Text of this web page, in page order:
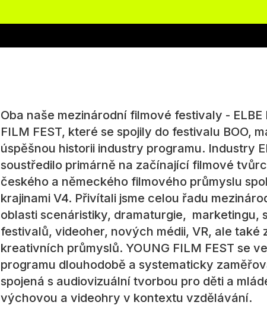
Oba naše mezinárodní filmové festivaly - ELBE
FILM FEST, které se spojily do festivalu BOO,
úspěšnou historii industry programu. Industry
soustředilo primárně na začínající filmové
českého a německého filmového průmyslu
krajinami V4. Přivítali jsme celou řadu
oblasti scenáristiky, dramaturgie, marketingu,
festivalů, videoher, nových médii, VR, ale také
kreativních průmyslů. YOUNG FILM FEST se
programu dlouhodobě a systematicky
spojená s audiovizuální tvorbou pro děti a
výchovou a videohry v kontextu vzdělávání.